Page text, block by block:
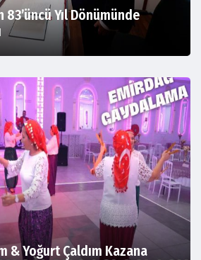
83’üncü Yıl Dönümünde
& Yoğurt Çaldım Kazana